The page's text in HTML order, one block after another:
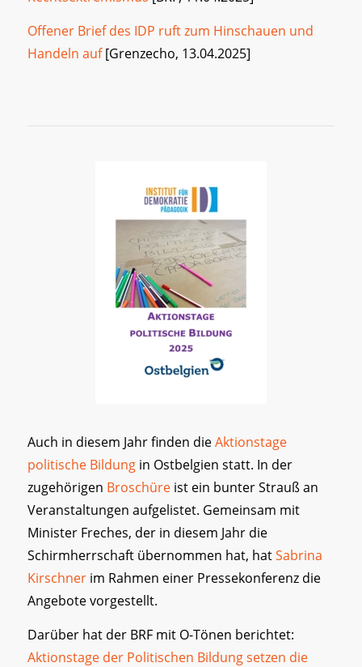
Offener Brief des IDP ruft zum Hinschauen und
Handeln auf[Grenzecho, 13.04.2025]
Auch in diesem Jahr finden dieAktionstage
politische Bildungin Ostbelgien statt. In der
zugehörigen Broschüre ist ein bunter Strauß an
Veranstaltungen aufgelistet. Gemeinsam mit
Minister Freches, der in diesem Jahr die
Schirmherrschaft übernommen hat, hatSabrina
Kirschnerim Rahmen einer Pressekonferenz die
Angebote vorgestellt.
Darüber hat der BRF mit O-Tönen berichtet:
Aktionstage der Politischen Bildung setzen die